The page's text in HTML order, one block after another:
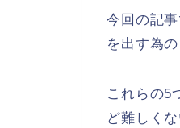
今回の記
を出す為
これらの5
ど難しくな